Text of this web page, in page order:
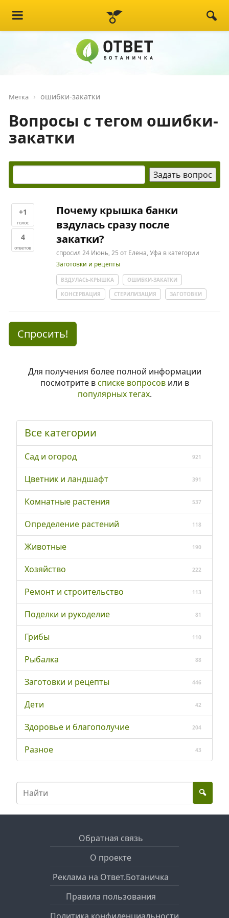
Метка ошибки-закатки
Вопросы с тегом ошибки-
закатки
+1
голос
4
ответов
Почему крышка банки
вздулась сразу после
закатки?
спросил 24 Июнь, 25 от Елена, Уфа в категории
Заготовки и рецепты
ВЗДУЛАСЬ-КРЫШКА
ОШИБКИ-ЗАКАТКИ
КОНСЕРВАЦИЯ
СТЕРИЛИЗАЦИЯ ЗАГОТОВКИ
Спросить!
Для получения более полной информации
посмотрите всписке вопросовили в
популярных тегах.
Все категории
Сад и огород 921
Цветник и ландшафт 391
Комнатные растения 537
Определение растений 118
Животные 190
Хозяйство 222
Ремонт и строительство 113
Поделки и рукоделие 81
Грибы 110
Рыбалка 88
Заготовки и рецепты 446
Дети 42
Здоровье и благополучие 204
Разное 43
Обратная связь
О проекте
Реклама на Ответ.Ботаничка
Правила пользования